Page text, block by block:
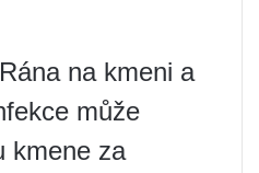
na kmeni a
může
kmene za